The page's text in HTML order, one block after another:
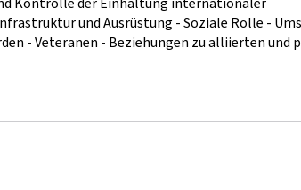
und Ausrüstung - Soziale Rolle -
- Veteranen - Beziehungen zu alliierten und